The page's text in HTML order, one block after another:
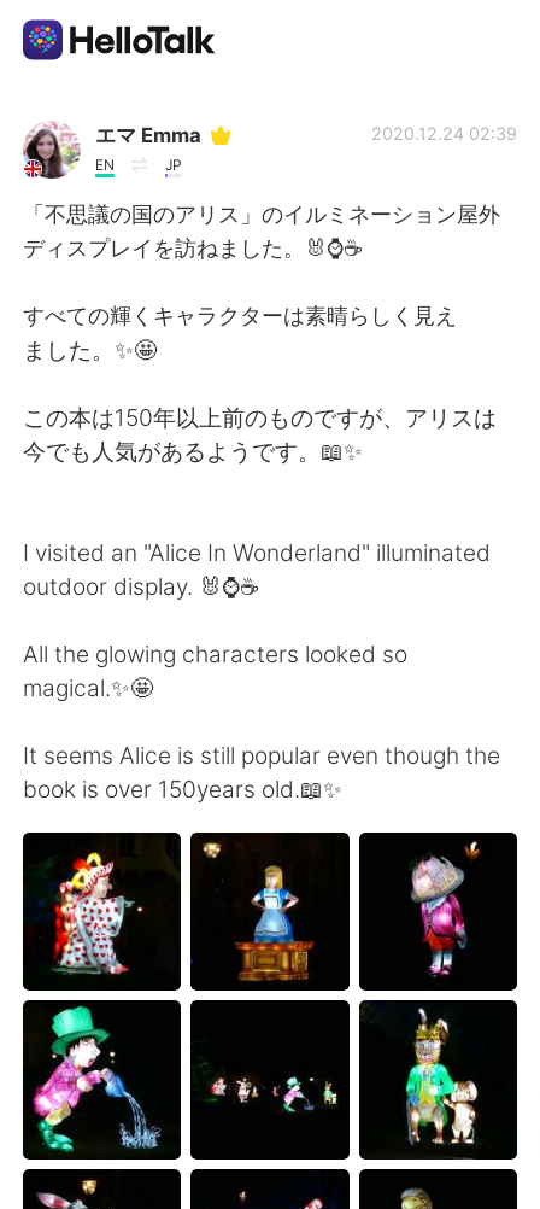
Language Exchange App
AI Grammar Checker
English
简体中文
Español العربية
日本語 한국어
Indonesia Italiano
Português
エマ Emma
EN JP
2020.12.24 02:39
「不思議の国のアリス」のイルミネーション屋外
ディスプレイを訪ねました。🐰⌚☕
すべての輝くキャラクターは素晴らしく見え
ました。✨🤩
この本は150年以上前のものですが、アリスは
今でも人気があるようです。📖✨
I visited an "Alice In Wonderland" illuminated
outdoor display. 🐰⌚☕
All the glowing characters looked so
magical.✨🤩
It seems Alice is still popular even though the
book is over 150years old.📖✨